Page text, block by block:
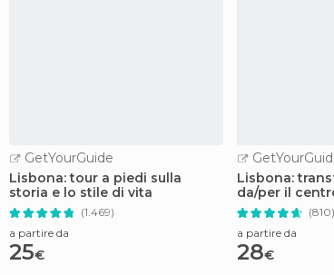
GetYourGuide
Lisbona: tour a piedi sulla
storia e lo stile di vita
(1.469)
a partire da
25€
Lisbona:
da/per il
(810)
a partire da
28€